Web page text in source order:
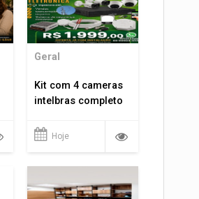
Geral
Kit com 4 cameras
intelbras completo
Hoje